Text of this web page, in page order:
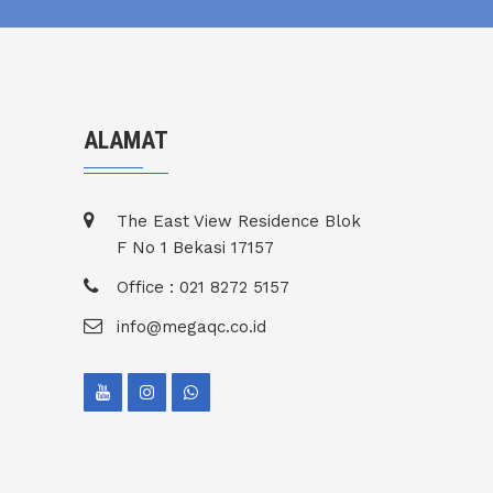
ALAMAT
The East View Residence Blok
F No 1 Bekasi 17157
Office : 021 8272 5157
info@megaqc.co.id